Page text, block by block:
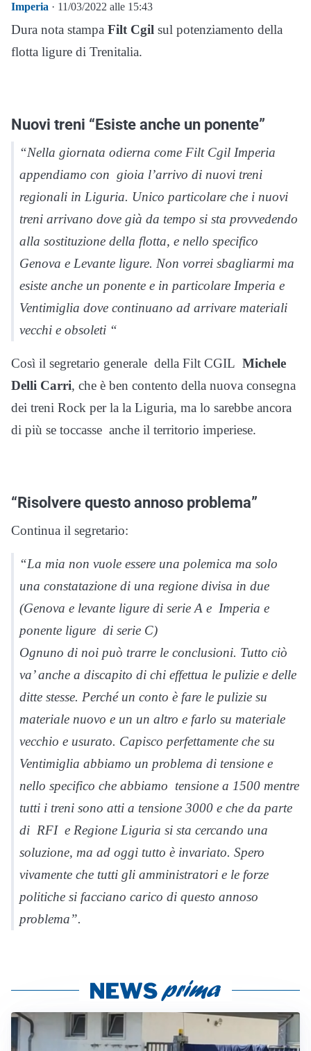
Imperia · 11/03/2022 alle 15:43
Dura nota stampa Filt Cgil sul potenziamento della
flotta ligure di Trenitalia.
Nuovi treni “Esiste anche un ponente”
“Nella giornata odierna come Filt Cgil Imperia
appendiamo con gioia l’arrivo di nuovi treni
regionali in Liguria. Unico particolare che i nuovi
treni arrivano dove già da tempo si sta provvedendo
alla sostituzione della flotta, e nello specifico
Genova e Levante ligure. Non vorrei sbagliarmi ma
esiste anche un ponente e in particolare Imperia e
Ventimiglia dove continuano ad arrivare materiali
vecchi e obsoleti “
Così il segretario generale della Filt CGIL Michele
Delli Carri, che è ben contento della nuova consegna
dei treni Rock per la la Liguria, ma lo sarebbe ancora
di più se toccasse anche il territorio imperiese.
“Risolvere questo annoso problema”
Continua il segretario:
“La mia non vuole essere una polemica ma solo
una constatazione di una regione divisa in due
(Genova e levante ligure di serie A e Imperia e
ponente ligure di serie C)
Ognuno di noi può trarre le conclusioni. Tutto ciò
va’ anche a discapito di chi effettua le pulizie e delle
ditte stesse. Perché un conto è fare le pulizie su
materiale nuovo e un un altro e farlo su materiale
vecchio e usurato. Capisco perfettamente che su
Ventimiglia abbiamo un problema di tensione e
nello specifico che abbiamo tensione a 1500 mentre
tutti i treni sono atti a tensione 3000 e che da parte
di RFI e Regione Liguria si sta cercando una
soluzione, ma ad oggi tutto è invariato. Spero
vivamente che tutti gli amministratori e le forze
politiche si facciano carico di questo annoso
problema”.